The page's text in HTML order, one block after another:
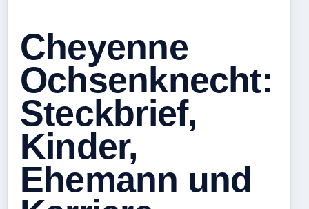
Cheyenne
Ochsenknecht:
Steckbrief,
Kinder,
Ehemann und